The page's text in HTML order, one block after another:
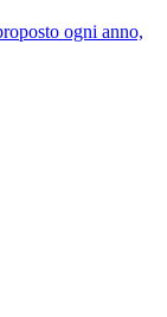
ogni anno,